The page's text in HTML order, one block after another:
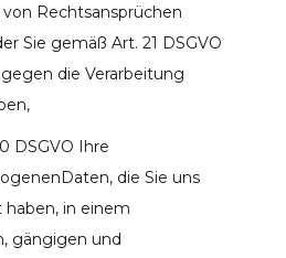
Rechtsansprüchen
Sie gemäß Art. 21 DSGVO
die Verarbeitung
DSGVO Ihre
die Sie uns
in einem
gängigen und